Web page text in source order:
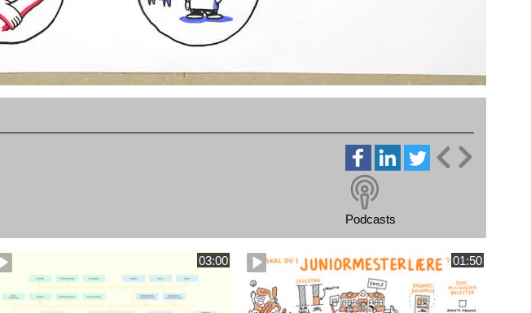
Podcasts
03:00 01:50